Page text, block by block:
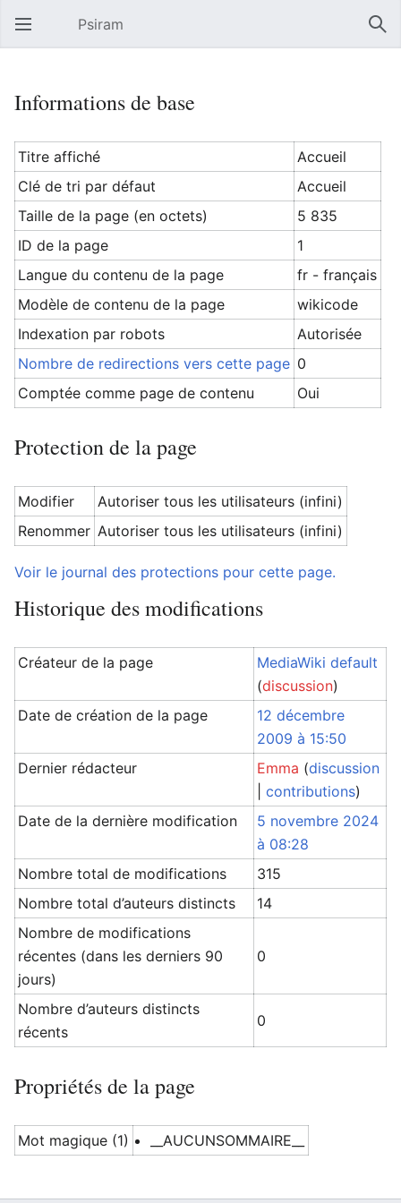
Ouvrir le menu principal Psiram
Informations de base
Titre affiché
Accueil
Clé de tri par défaut
Accueil
Taille de la page (en octets)
5 835
ID de la page
1
Langue du contenu de la page
fr - français
Modèle de contenu de la page
wikicode
Indexation par robots
Autorisée
Nombre de redirections vers cette page 0
Comptée comme page de contenu
Oui
Protection de la page
Modifier
Autoriser tous les utilisateurs (infini)
Renommer Autoriser tous les utilisateurs (infini)
Voir le journal des protections pour cette page.
Historique des modifications
Créateur de la page
MediaWiki default
(discussion)
Date de création de la page
12 décembre
2009 à 15:50
Dernier rédacteur
Emma (discussion
|contributions)
Date de la dernière modification
5 novembre 2024
à 08:28
Nombre total de modifications
315
Nombre total d’auteurs distincts
14
Nombre de modifications
récentes (dans les derniers 90
jours)
0
Nombre d’auteurs distincts
récents
0
Propriétés de la page
Mot magique (1) __AUCUNSOMMAIRE__